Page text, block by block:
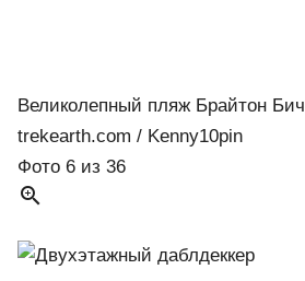
Великолепный пляж Брайтон Бич
trekearth.com / Kenny10pin
Фото 6 из 36
